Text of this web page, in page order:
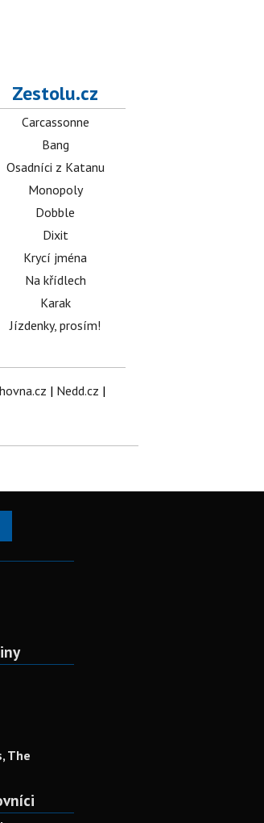
Zestolu.cz
Carcassonne
Bang
Osadníci z Katanu
Monopoly
Dobble
Dixit
Krycí jména
Na křídlech
Karak
Jízdenky, prosím!
| Nedd.cz |
The